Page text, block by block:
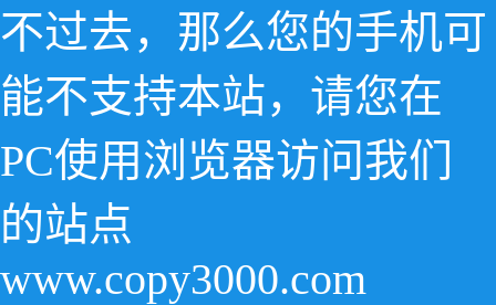
不过去，那么您的手机可
能不支持本站，请您在
PC使用浏览器访问我们
的站点
www.copy3000.com